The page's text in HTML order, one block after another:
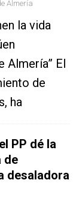
Almería
la vida
Almería” El
de
ha
PP dé la
de
desaladora